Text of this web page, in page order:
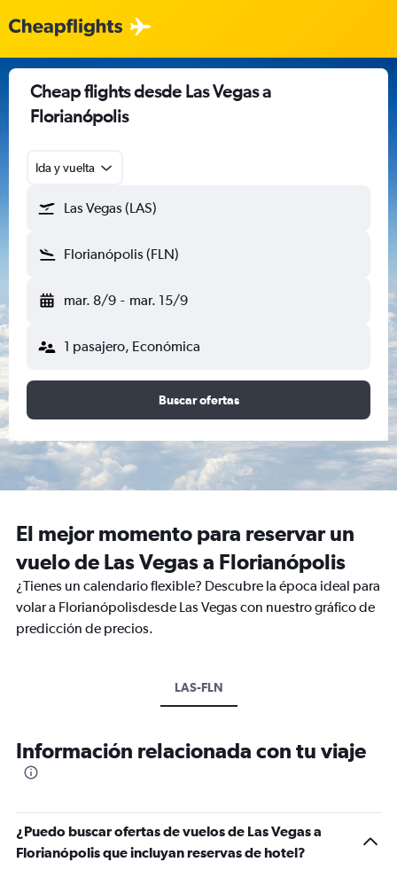
Cheap flights desde Las Vegas a
Florianópolis
Ida y vuelta
Las Vegas (LAS)
Florianópolis (FLN)
mar. 8/9 - mar. 15/9
1 pasajero, Económica
Buscar ofertas
El mejor momento para reservar un
vuelo de Las Vegas a Florianópolis
¿Tienes un calendario flexible? Descubre la época ideal para
volar a Florianópolisdesde Las Vegas con nuestro gráfico de
predicción de precios.
LAS-FLN
Información relacionada con tu viaje
¿Puedo buscar ofertas de vuelos de Las Vegas a
Florianópolis que incluyan reservas de hotel?